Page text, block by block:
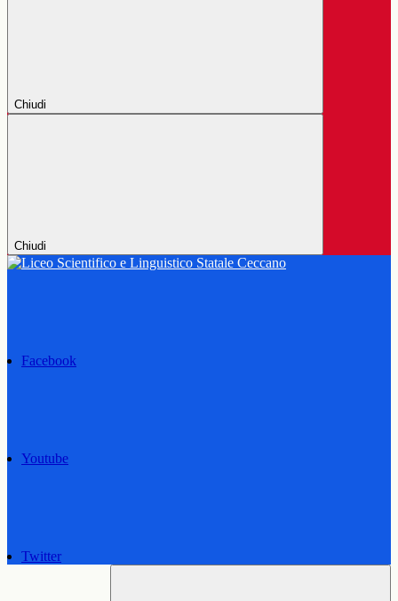
Chiudi
Chiudi
Facebook
Youtube
Twitter